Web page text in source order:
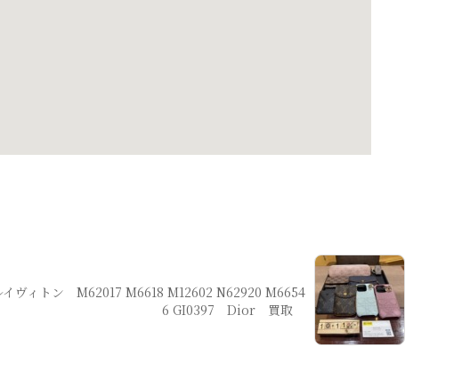
ィトン M62017 M6618 M12602 N62920 M6654
6 GI0397 Dior 買取